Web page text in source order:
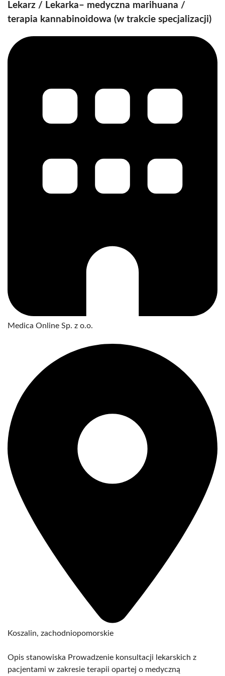
Lekarz / Lekarka– medyczna marihuana /
terapia kannabinoidowa (w trakcie specjalizacji)
Medica Online Sp. z o.o.
Koszalin, zachodniopomorskie
Opis stanowiska Prowadzenie konsultacji lekarskich z
pacjentami w zakresie terapii opartej o medyczną